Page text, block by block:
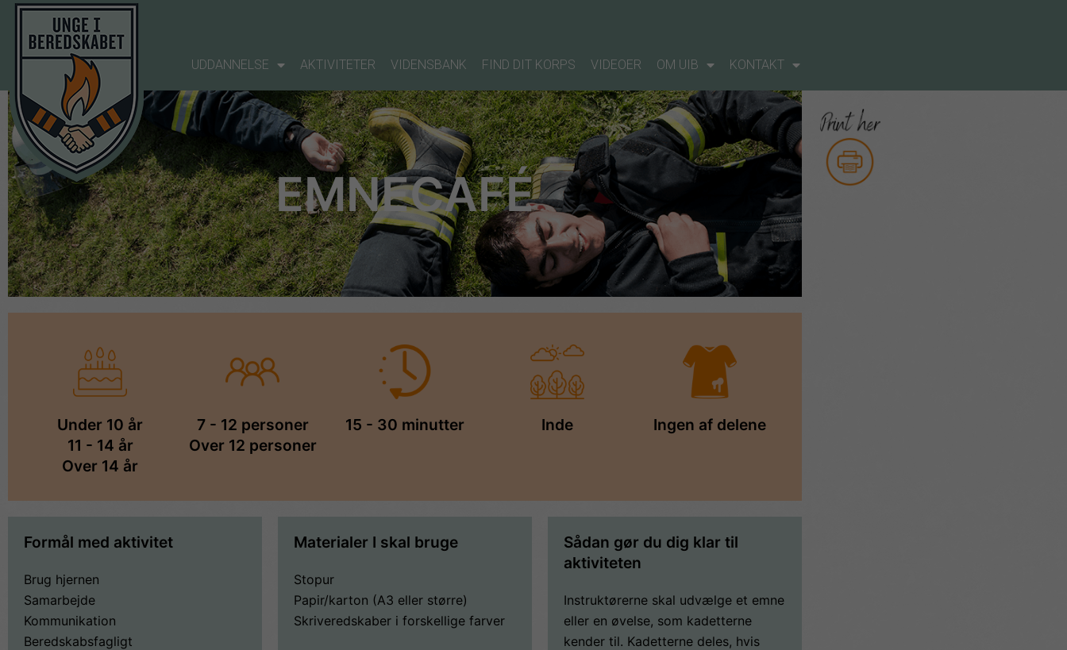
UDDANNELSE AKTIVITETER VIDENSBANK FIND DIT KORPS VIDEOER OM UIB KONTAKT
EMNECAFÉ
Under 10 år
11 - 14 år
Over 14 år
7 - 12 personer
Over 12 personer
15 - 30 minutter Inde Ingen af delene
Formål med aktivitet
Brug hjernen
Samarbejde
Kommunikation
Beredskabsfagligt
Materialer I skal bruge
Stopur
Papir/karton (A3 eller større)
Skriveredskaber i forskellige farver
Sådan gør du dig klar til
aktiviteten
Instruktørerne skal udvælge et emne
eller en øvelse, som kadetterne
kender til. Kadetterne deles, hvis